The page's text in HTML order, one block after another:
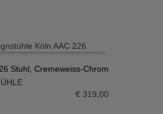
Stuhl, Cremeweiss-Chrom
€ 319,00